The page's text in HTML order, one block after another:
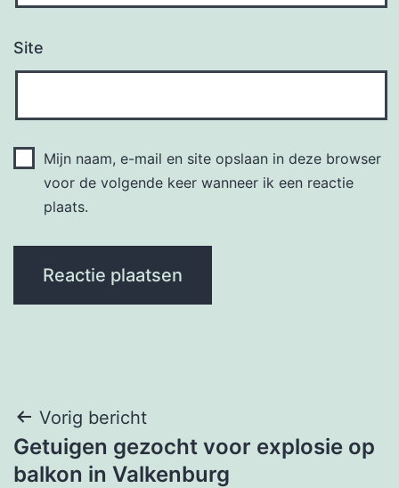
Site
Mijn naam, e-mail en site opslaan in deze browser
voor de volgende keer wanneer ik een reactie
plaats.
Bericht
navigatie
Vorig bericht
Getuigen gezocht voor explosie op
balkon in Valkenburg